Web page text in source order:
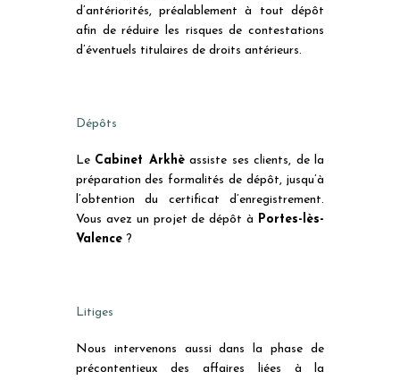
d’antériorités, préalablement à tout dépôt
afin de réduire les risques de contestations
d’éventuels titulaires de droits antérieurs.
Dépôts
Le Cabinet Arkhèassiste ses clients, de la
préparation des formalités de dépôt, jusqu’à
l’obtention du certificat d’enregistrement.
Vous avez un projet de dépôt à Portes-lès-
Valence?
Litiges
Nous intervenons aussi dans la phase de
précontentieux des affaires liées à la